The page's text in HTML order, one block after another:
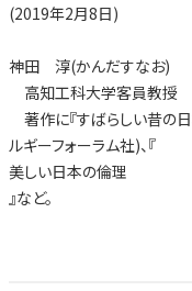
(2019年2月8日)
神田 淳(かんだすなお)
高知工科大学客員教授
著作に『すばらしい昔の
ルギーフォーラム社)、『
美しい日本の倫理
』など。